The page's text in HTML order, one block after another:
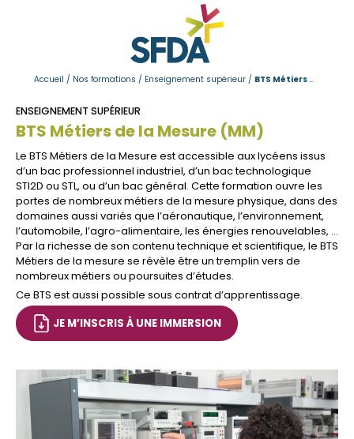
Accueil / Nos formations / Enseignement supérieur / BTS Métiers de la Mesure (MM)
ENSEIGNEMENT SUPÉRIEUR
BTS Métiers de la Mesure (MM)
Le BTS Métiers de la Mesure est accessible aux lycéens issus
d’un bac professionnel industriel, d’un bac technologique
STI2D ou STL, ou d’un bac général. Cette formation ouvre les
portes de nombreux métiers de la mesure physique, dans des
domaines aussi variés que l’aéronautique, l’environnement,
l’automobile, l’agro-alimentaire, les énergies renouvelables, …
Par la richesse de son contenu technique et scientifique, le BTS
Métiers de la mesure se révèle être un tremplin vers de
nombreux métiers ou poursuites d’études.
Ce BTS est aussi possible sous contrat d’apprentissage.
JE M’INSCRIS À UNE IMMERSION
Bienvenue à
Formation
Le projet SFDA
Inscription
Contact